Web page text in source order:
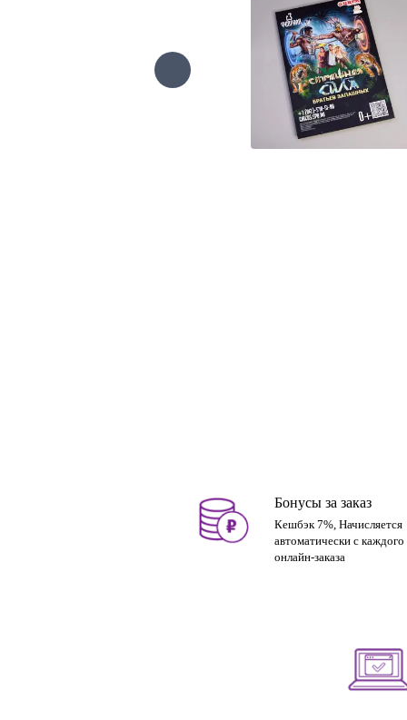
Бонусы за заказ
Кешбэк 7%, Начисляется
автоматически с каждого
онлайн-заказа